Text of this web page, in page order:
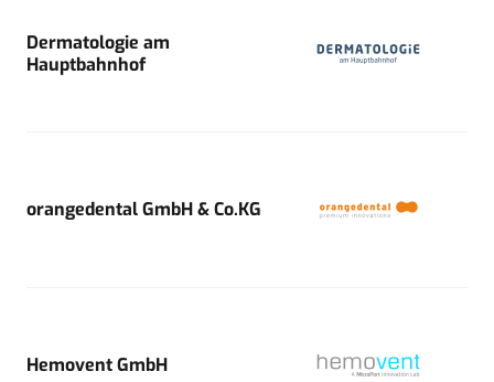
Dermatologie am
Hauptbahnhof
orangedental GmbH & Co.KG
Hemovent GmbH